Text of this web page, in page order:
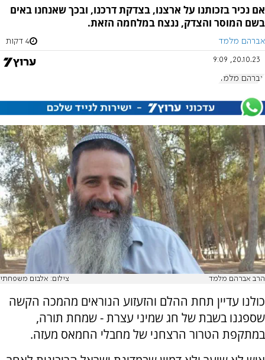
אם נכיר בזכותנו על ארצנו, בצדקת דרכנו, ובכך שאנחנו באים
בשם המוסר והצדק, ננצח במלחמה הזאת.
אברהם מלמד 4 דקות
20.10.23, 9:09
אברהם מלמד
הרב אברהם מלמד צילום: אלבום משפחתי
כולנו עדיין תחת ההלם והזעזוע הנוראים מהמכה הקשה
שספגנו בשבת של חג שמיני עצרת - שמחת תורה,
במתקפת הטרור הרצחני של מחבלי החמאס מעזה.